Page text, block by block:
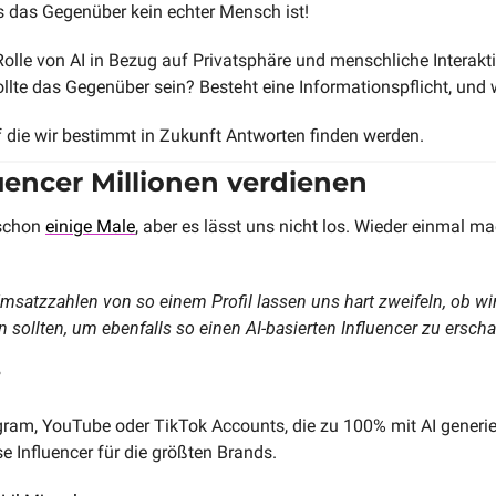
Gegenüber kein echter Mensch ist!
von AI in Bezug auf Privatsphäre und menschliche
das Gegenüber sein? Besteht eine Informationspflicht, und
die wir bestimmt in Zukunft Antworten finden werden.
Millionen verdienen
einige Male, aber es lässt uns nicht los. Wieder einmal
von so einem Profil lassen uns hart zweifeln, ob
sollten, um ebenfalls so einen AI-basierten Influencer zu
YouTube oder TikTok Accounts, die zu 100% mit AI
Influencer für die größten Brands.